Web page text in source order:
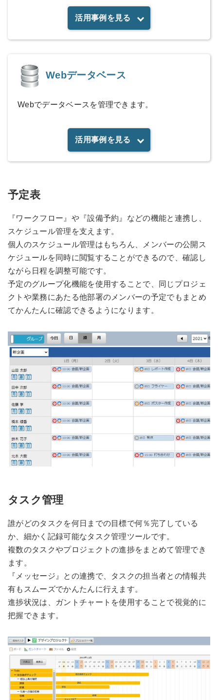
活用事例を見る
Webデータベース
Webでデータベースを管理できます。
活用事例を見る
予定表
『ワークフロー』や『設備予約』などの機能と連携し、
スケジュール管理を支えます。
個人のスケジュール管理はもちろん、メンバーの公開ス
ケジュールを同時に閲覧することができるので、確認し
ながら日程を調整可能です。
予定のグループ化機能を使用することで、同じプロジェ
クトや業務にあたる他部署のメンバーの予定でもまとめ
てかんたんに確認できるようになります。
タスク管理
誰がどのタスクを何日までの目標で何％完了している
か、細かく記録可能なタスク管理ツールです。
複数のタスクやプロジェクトの進捗をまとめて管理でき
ます。
『メッセージ』との連携で、タスクの担当者との情報共
有もスムーズでかんたんに行えます。
進捗状況は、ガントチャートを使用することで視覚的に
把握できます。